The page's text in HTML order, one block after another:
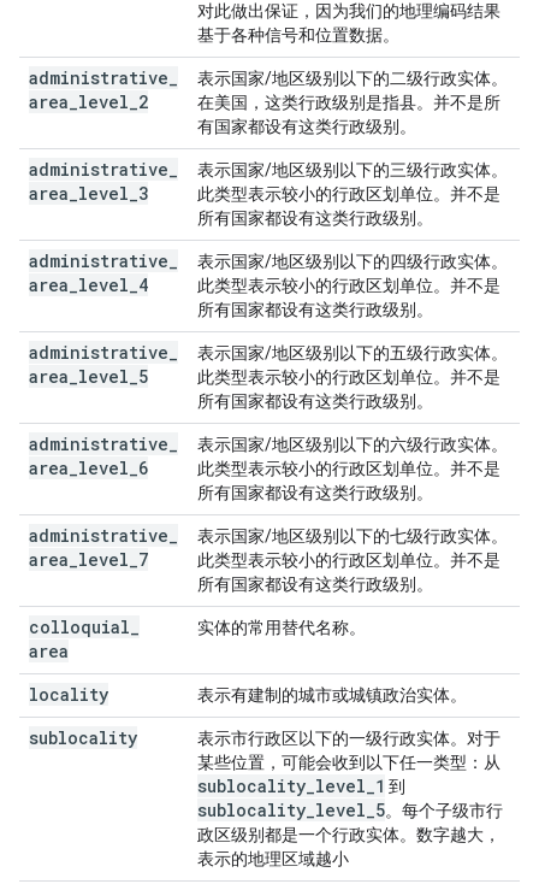
对此做出保证，因为我们的地理编码结果
基于各种信号和位置数据。
administrative
area level 2
表示国家/地区级别以下的二级行政实体。
在美国，这类行政级别是指县。并不是所
有国家都设有这类行政级别。
administrative
area level 3
表示国家/地区级别以下的三级行政实体。
此类型表示较小的行政区划单位。并不是
所有国家都设有这类行政级别。
administrative
area level 4
表示国家/地区级别以下的四级行政实体。
此类型表示较小的行政区划单位。并不是
所有国家都设有这类行政级别。
administrative
area level 5
表示国家/地区级别以下的五级行政实体。
此类型表示较小的行政区划单位。并不是
所有国家都设有这类行政级别。
administrative
area level 6
表示国家/地区级别以下的六级行政实体。
此类型表示较小的行政区划单位。并不是
所有国家都设有这类行政级别。
administrative
area level 7
表示国家/地区级别以下的七级行政实体。
此类型表示较小的行政区划单位。并不是
所有国家都设有这类行政级别。
colloquial
area
实体的常用替代名称。
locality 表示有建制的城市或城镇政治实体。
sublocality
表示市行政区以下的一级行政实体。对于
某些位置，可能会收到以下任一类型：从
sublocality level 1 到
sublocality level 5。每个子级市行
政区级别都是一个行政实体。数字越大，
表示的地理区域越小